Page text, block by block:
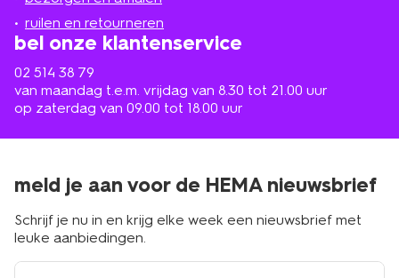
ruilen en retourneren
bel onze klantenservice
02 514 38 79
van maandag t.e.m. vrijdag van 8.30 tot 21.00 uur
op zaterdag van 09.00 tot 18.00 uur
buurt
meld je aan voor de HEMA nieuwsbrief
Schrijf je nu in en krijg elke week een nieuwsbrief met
leuke aanbiedingen.
e-